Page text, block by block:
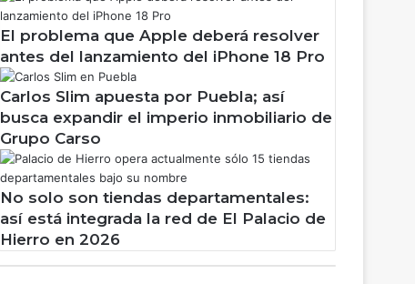
El problema que Apple deberá resolver
antes del lanzamiento del iPhone 18 Pro
Carlos Slim apuesta por Puebla; así
busca expandir el imperio inmobiliario de
Grupo Carso
No solo son tiendas departamentales:
así está integrada la red de El Palacio de
Hierro en 2026